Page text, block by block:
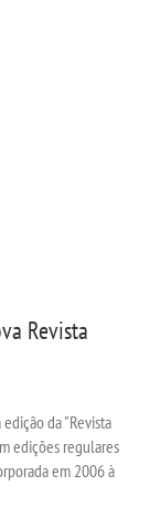
Revista
da "Revista
edições regulares
em 2006 à